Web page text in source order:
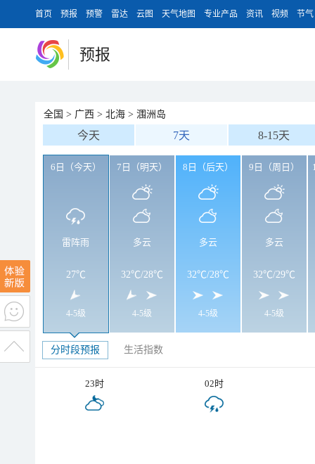
首页 预报 预警 雷达 云图 天气地图 专业产品 资讯 视频 节气
预报
全国 > 广西 > 北海 > 涠洲岛
今天 7天 8-15天
6日（今天）
雷阵雨
27℃
4-5级
7日（明天）
多云
32℃/28℃
4-5级
8日（后天）
多云
32℃/28℃
4-5级
9日（周日）
多云
32℃/29℃
4-5级
分时段预报 生活指数
23时 02时